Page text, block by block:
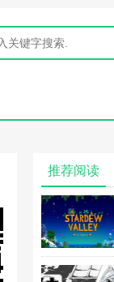
推荐阅读